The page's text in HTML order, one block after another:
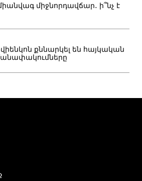
միջնորդավճար․ ի՞նչ է
քննարկել են հայկական